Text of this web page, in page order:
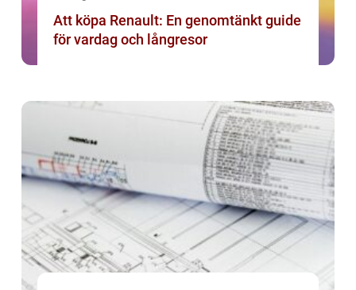
Att köpa Renault: En genomtänkt guide
för vardag och långresor